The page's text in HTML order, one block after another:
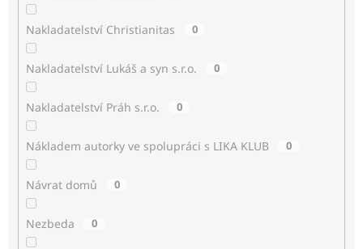
Nakladatelství Christianitas 0
Nakladatelství Lukáš a syn s.r.o. 0
Nakladatelství Práh s.r.o. 0
Nákladem autorky ve spolupráci s LIKA KLUB 0
Návrat domů 0
Nezbeda 0